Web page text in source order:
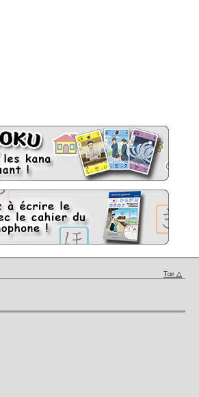
Top △